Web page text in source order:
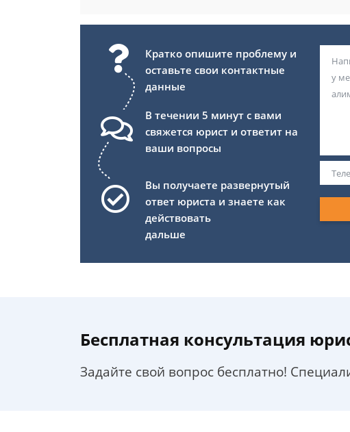
Кратко опишите проблему и
оставьте свои контактные
данные
В течении 5 минут с вами
свяжется юрист и ответит на
ваши вопросы
Вы получаете развернутый
ответ юриста и знаете как
действовать
дальше
Бесплатная консультация
Задайте свой вопрос бесплатно!